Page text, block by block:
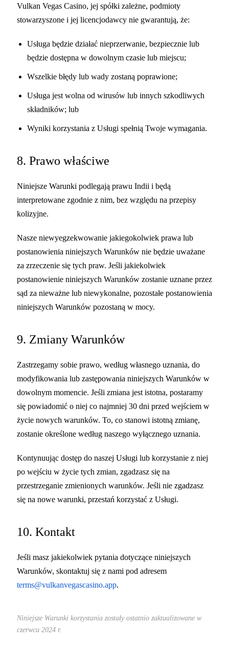
Vulkan Vegas Casino, jej spółki zależne, podmioty
stowarzyszone i jej licencjodawcy nie gwarantują, że:
Usługa będzie działać nieprzerwanie, bezpiecznie lub
będzie dostępna w dowolnym czasie lub miejscu;
Wszelkie błędy lub wady zostaną poprawione;
Usługa jest wolna od wirusów lub innych szkodliwych
składników; lub
Wyniki korzystania z Usługi spełnią Twoje wymagania.
8. Prawo właściwe
Niniejsze Warunki podlegają prawu Indii i będą
interpretowane zgodnie z nim, bez względu na przepisy
kolizyjne.
Nasze niewyegzekwowanie jakiegokolwiek prawa lub
postanowienia niniejszych Warunków nie będzie uważane
za zrzeczenie się tych praw. Jeśli jakiekolwiek
postanowienie niniejszych Warunków zostanie uznane przez
sąd za nieważne lub niewykonalne, pozostałe postanowienia
niniejszych Warunków pozostaną w mocy.
9. Zmiany Warunków
Zastrzegamy sobie prawo, według własnego uznania, do
modyfikowania lub zastępowania niniejszych Warunków w
dowolnym momencie. Jeśli zmiana jest istotna, postaramy
się powiadomić o niej co najmniej 30 dni przed wejściem w
życie nowych warunków. To, co stanowi istotną zmianę,
zostanie określone według naszego wyłącznego uznania.
Kontynuując dostęp do naszej Usługi lub korzystanie z niej
po wejściu w życie tych zmian, zgadzasz się na
przestrzeganie zmienionych warunków. Jeśli nie zgadzasz
się na nowe warunki, przestań korzystać z Usługi.
10. Kontakt
Jeśli masz jakiekolwiek pytania dotyczące niniejszych
Warunków, skontaktuj się z nami pod adresem
terms@vulkanvegascasino.app.
Niniejsze Warunki korzystania zostały ostatnio zaktualizowane w
czerwcu 2024 r.